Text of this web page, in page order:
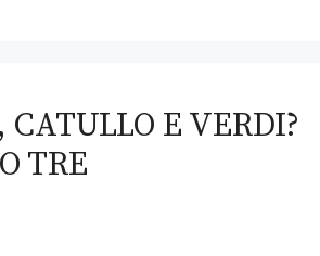
E VERDI?
TRE